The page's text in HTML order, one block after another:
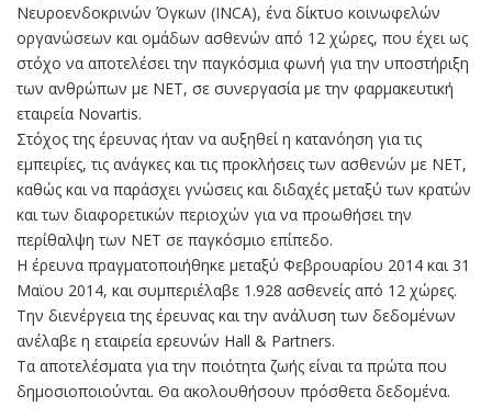
Νευροενδοκρινών Όγκων (INCA), ένα δίκτυο κοινωφελών
οργανώσεων και ομάδων ασθενών από 12 χώρες, που έχει ως
στόχο να αποτελέσει την παγκόσμια φωνή για την υποστήριξη
των ανθρώπων με NET, σε συνεργασία με την φαρμακευτική
εταιρεία Novartis.
Στόχος της έρευνας ήταν να αυξηθεί η κατανόηση για τις
εμπειρίες, τις ανάγκες και τις προκλήσεις των ασθενών με ΝΕΤ,
καθώς και να παράσχει γνώσεις και διδαχές μεταξύ των κρατών
και των διαφορετικών περιοχών για να προωθήσει την
περίθαλψη των ΝΕΤ σε παγκόσμιο επίπεδο.
Η έρευνα πραγματοποιήθηκε μεταξύ Φεβρουαρίου 2014 και 31
Μαϊου 2014, και συμπεριέλαβε 1.928 ασθενείς από 12 χώρες.
Την διενέργεια της έρευνας και την ανάλυση των δεδομένων
ανέλαβε η εταιρεία ερευνών Hall & Partners.
Τα αποτελέσματα για την ποιότητα ζωής είναι τα πρώτα που
δημοσιοποιούνται. Θα ακολουθήσουν πρόσθετα δεδομένα.